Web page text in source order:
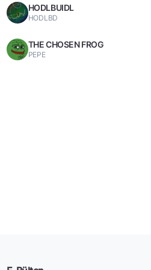
HODLBD
HODLBUIDL
PEPE
THE CHOSEN FROG